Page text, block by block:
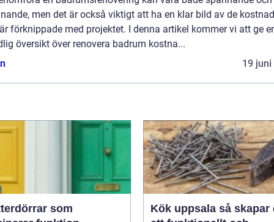
men det är också viktigt att ha en klar bild av de
förknippade med projektet. I denna artikel kommer vi att ge
översikt över renovera badrum kostna...
19 juni
som
Kök uppsala så skapar du